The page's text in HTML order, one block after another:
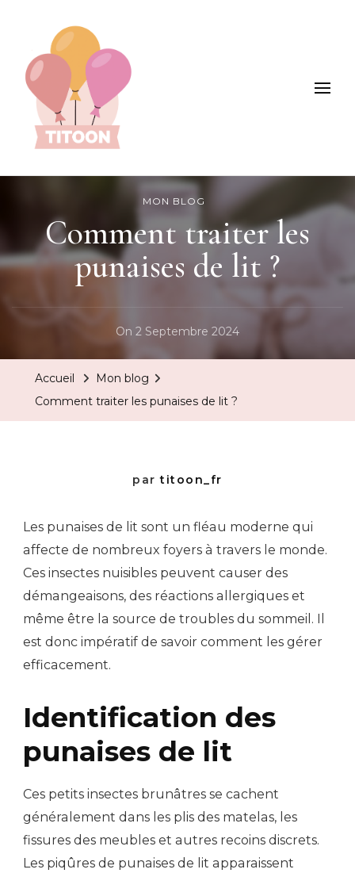
Titoon : Mode, enfants, loisirs et +
MON BLOG
Comment traiter les
punaises de lit ?
On 2 Septembre 2024
Accueil
Mon blog
Comment traiter les punaises de lit ?
partitoon_fr
Les punaises de lit sont un fléau moderne qui
affecte de nombreux foyers à travers le monde.
Ces insectes nuisibles peuvent causer des
démangeaisons, des réactions allergiques et
même être la source de troubles du sommeil. Il
est donc impératif de savoir comment les gérer
efficacement.
Identification des
punaises de lit
Ces petits insectes brunâtres se cachent
généralement dans les plis des matelas, les
fissures des meubles et autres recoins discrets.
Les piqûres de punaises de lit apparaissent